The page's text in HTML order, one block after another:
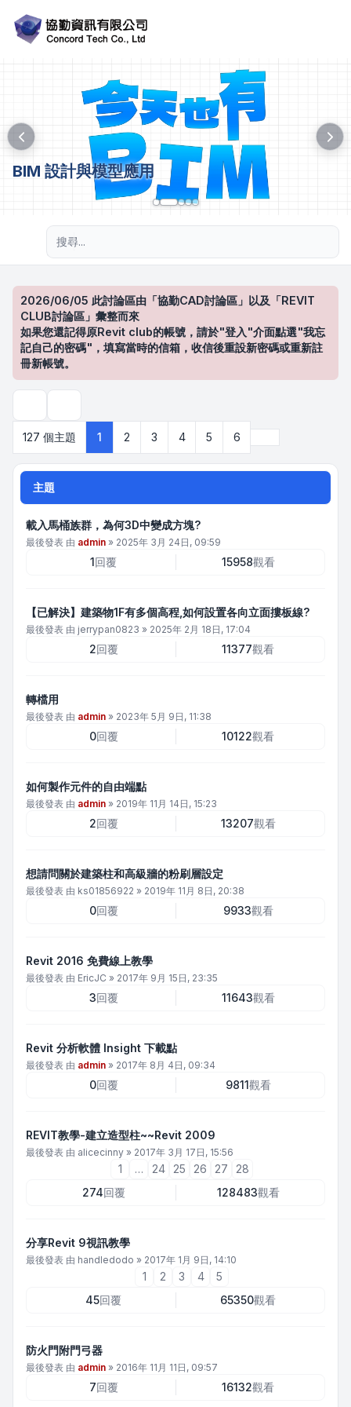
BIM 設計與模型應用
2026/06/05 此討論區由「協勤CAD討論區」以及「REVIT
CLUB討論區」彙整而來
如果您還記得原Revit club的帳號，請於"登入"介面點選"我忘
記自己的密碼"，填寫當時的信箱，收信後重設新密碼或重新註
冊新帳號。
127 個主題
1 2 3 4 5 6
主題
載入馬桶族群，為何3D中變成方塊?
最後發表 由 admin » 2025年 3月 24日, 09:59
1回覆 15958觀看
【已解決】建築物1F有多個高程,如何設置各向立面摟板線?
最後發表 由 jerrypan0823 » 2025年 2月 18日, 17:04
2回覆 11377觀看
轉檔用
最後發表 由 admin » 2023年 5月 9日, 11:38
0回覆 10122觀看
如何製作元件的自由端點
最後發表 由 admin » 2019年 11月 14日, 15:23
2回覆 13207觀看
想請問關於建築柱和高級牆的粉刷層設定
最後發表 由 ks01856922 » 2019年 11月 8日, 20:38
0回覆 9933觀看
Revit 2016 免費線上教學
最後發表 由 EricJC » 2017年 9月 15日, 23:35
3回覆 11643觀看
Revit 分析軟體 Insight 下載點
最後發表 由 admin » 2017年 8月 4日, 09:34
0回覆 9811觀看
REVIT教學-建立造型柱~~Revit 2009
最後發表 由 alicecinny » 2017年 3月 17日, 15:56
1 … 24 25 26 27
28
274回覆 128483觀看
分享Revit 9視訊教學
最後發表 由 handledodo » 2017年 1月 9日, 14:10
1 2 3 4
5
45回覆 65350觀看
防火門附門弓器
最後發表 由 admin » 2016年 11月 11日, 09:57
7回覆 16132觀看